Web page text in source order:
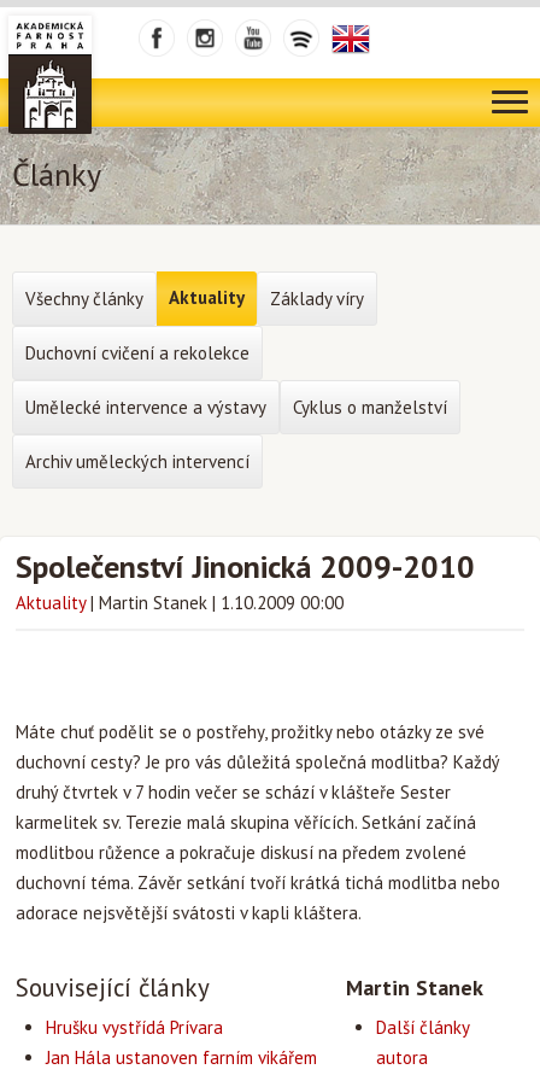
Články
Společenství Jinonická 2009-2010
Aktuality | Martin Stanek | 1.10.2009 00:00
Máte chuť podělit se o postřehy, prožitky nebo otázky ze své
duchovní cesty? Je pro vás důležitá společná modlitba? Každý
druhý čtvrtek v 7 hodin večer se schází v klášteře Sester
karmelitek sv. Terezie malá skupina věřících. Setkání začíná
modlitbou růžence a pokračuje diskusí na předem zvolené
duchovní téma. Závěr setkání tvoří krátká tichá modlitba nebo
adorace nejsvětější svátosti v kapli kláštera.
Související články
Hrušku vystřídá Prívara
Jan Hála ustanoven farním vikářem
Martin Stanek
Další články
autora
Všechny články Aktuality Základy víry
Duchovní cvičení a rekolekce
Umělecké intervence a výstavy Cyklus o manželství
Archiv uměleckých intervencí